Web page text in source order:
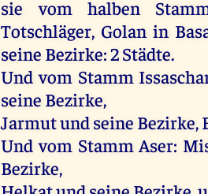
sie
vom halben
Totschläger, Golan in
seine Bezirke: 2Städte.
Und vom Stamm
seine Bezirke,
Jarmutund seine Bezirke,
Und vom Stamm Aser:
Bezirke,